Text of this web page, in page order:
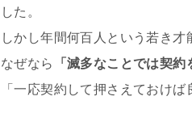
した。
しかし年間何百人という若き才
なぜなら
「滅多なことでは契約
「一応契約して押さえておけ